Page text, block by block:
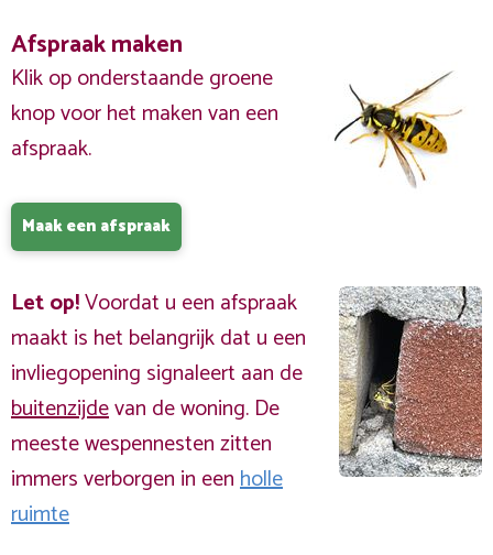
Afspraak maken
Klik op onderstaande groene
knop voor het maken van een
afspraak.
Maak een afspraak
Let op!Voordat u een afspraak
maakt is het belangrijk dat u een
invliegopening signaleert aan de
buitenzijdevan de woning. De
meeste wespennesten zitten
immers verborgen in eenholle
ruimte